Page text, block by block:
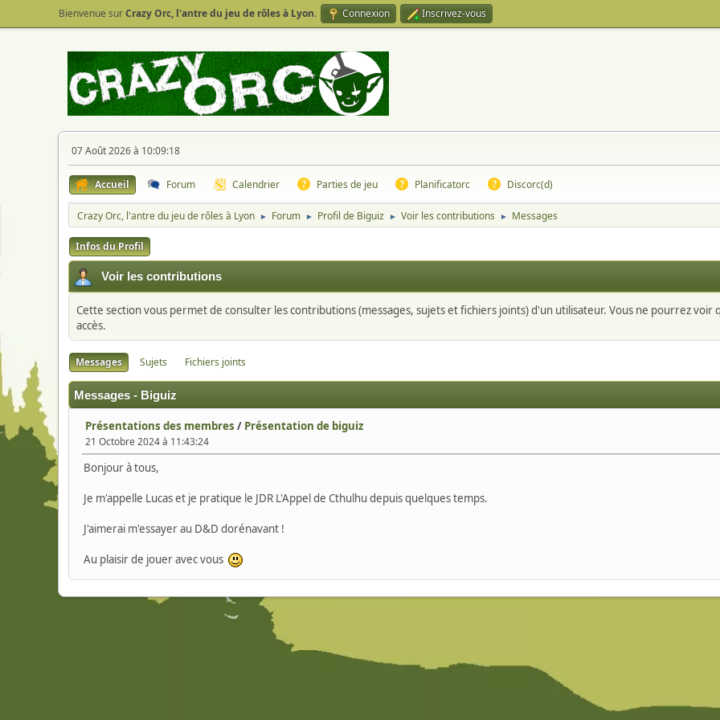
Bienvenue surCrazy Orc, l'antre du jeu de rôles à Lyon. Connexion Inscrivez-vous
07 Août 2026 à 10:09:18
Accueil Forum Calendrier Parties de jeu Planificatorc Discorc(d)
Crazy Orc, l'antre du jeu de rôles à Lyon ► Forum ► Profil de Biguiz ► Voir les contributions ► Messages
Infos du Profil
Voir les contributions
Cette section vous permet de consulter les contributions (messages, sujets et fichiers joints) d'un utilisateur. Vous ne pourrez voir
accès.
Messages Sujets Fichiers joints
Messages - Biguiz
Présentations des membres / Présentation de biguiz
21 Octobre 2024 à 11:43:24
Bonjour à tous,
Je m'appelle Lucas et je pratique le JDR L'Appel de Cthulhu depuis quelques temps.
J'aimerai m'essayer au D&D dorénavant !
Au plaisir de jouer avec vous